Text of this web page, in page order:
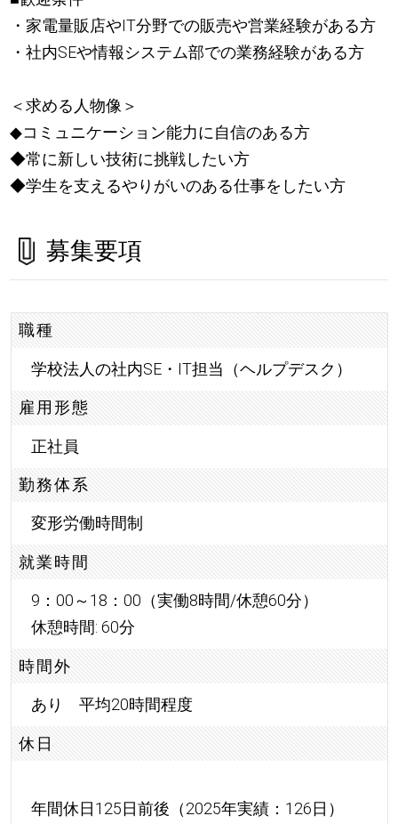
・家電量販店やIT分野での販売や営業経験がある方
・社内SEや情報システム部での業務経験がある方
＜求める人物像＞
◆コミュニケーション能力に自信のある方
◆常に新しい技術に挑戦したい方
◆学生を支えるやりがいのある仕事をしたい方
募集要項
職種
学校法人の社内SE・IT担当（ヘルプデスク）
雇用形態
正社員
勤務体系
変形労働時間制
就業時間
9：00～18：00（実働8時間/休憩60分）
休憩時間: 60分
時間外
あり 平均20時間程度
休日
年間休日125日前後（2025年実績：126日）